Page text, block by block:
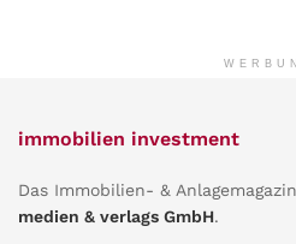
immobilien investment
Das Immobilien- &
medien & verlags GmbH.